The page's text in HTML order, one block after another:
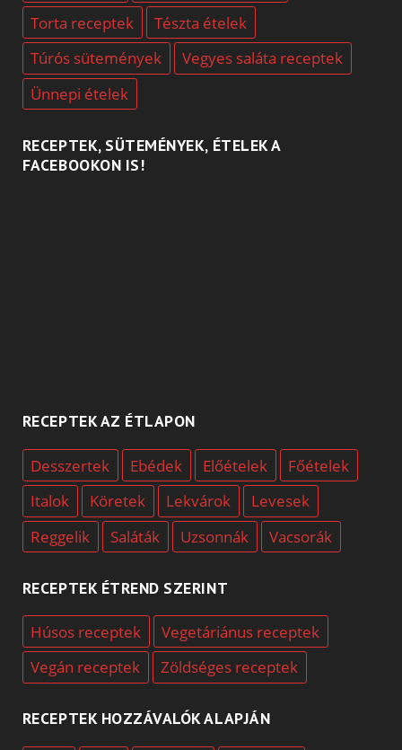
Torta receptek
Tészta ételek
Túrós sütemények
Vegyes saláta receptek
Ünnepi ételek
RECEPTEK, SÜTEMÉNYEK, ÉTELEK A
FACEBOOKON IS!
RECEPTEK AZ ÉTLAPON
Desszertek Ebédek Előételek
Főételek
Italok
Köretek Lekvárok
Levesek
Reggelik
Saláták Uzsonnák Vacsorák
RECEPTEK ÉTREND SZERINT
Húsos receptek
Vegetáriánus receptek
Vegán receptek
Zöldséges receptek
RECEPTEK HOZZÁVALÓK ALAPJÁN